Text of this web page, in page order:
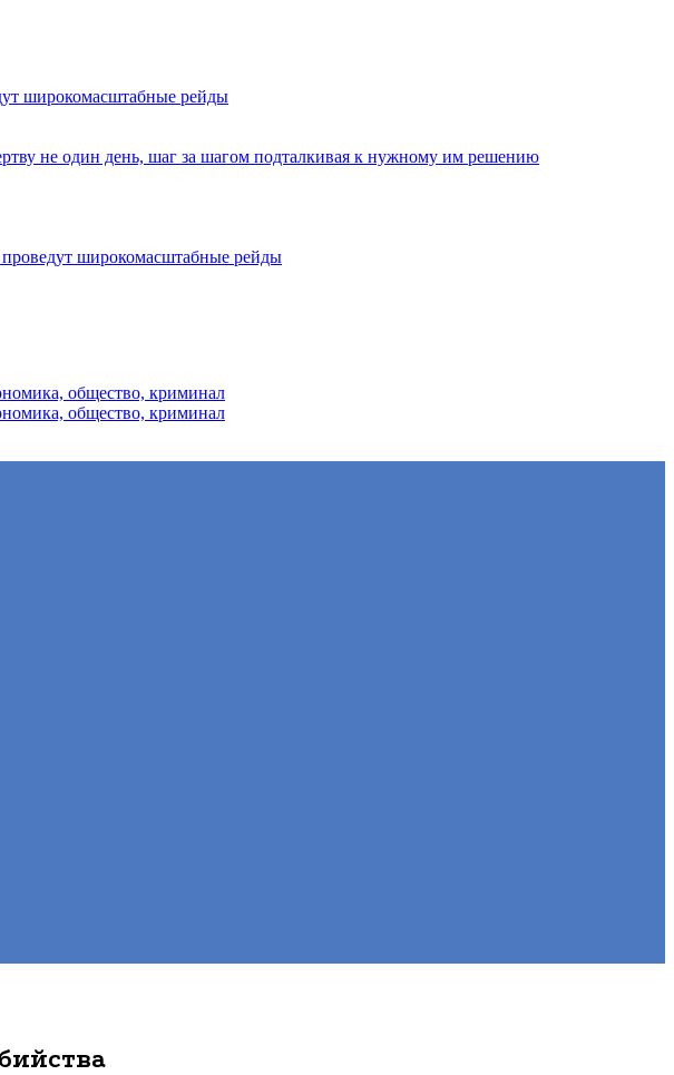
широкомасштабные рейды
не один день, шаг за шагом подталкивая к нужному им решению
широкомасштабные рейды